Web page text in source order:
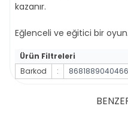
kazanır.
Eğlenceli ve eğitici bir
Ürün Filtreleri
Barkod
: 8681889040466